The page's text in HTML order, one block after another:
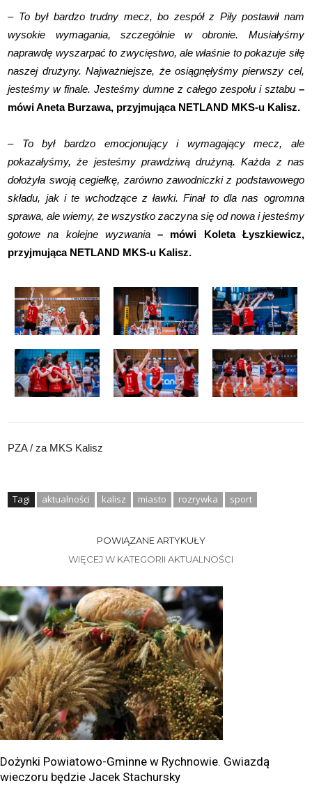
– To był bardzo trudny mecz, bo zespół z Piły postawił nam
wysokie wymagania, szczególnie w obronie. Musiałyśmy
naprawdę wyszarpać to zwycięstwo, ale właśnie to pokazuje siłę
naszej drużyny. Najważniejsze, że osiągnęłyśmy pierwszy cel,
jesteśmy w finale. Jesteśmy dumne z całego zespołu i sztabu –
mówi Aneta Burzawa, przyjmująca NETLAND MKS-u Kalisz.
– To był bardzo emocjonujący i wymagający mecz, ale
pokazałyśmy, że jesteśmy prawdziwą drużyną. Każda z nas
dołożyła swoją cegiełkę, zarówno zawodniczki z podstawowego
składu, jak i te wchodzące z ławki. Finał to dla nas ogromna
sprawa, ale wiemy, że wszystko zaczyna się od nowa i jesteśmy
gotowe na kolejne wyzwania
– mówi Koleta Łyszkiewicz,
przyjmująca NETLAND MKS-u Kalisz.
PZA / za MKS Kalisz
Tagi aktualności kalisz miasto rozrywka sport
POWIĄZANE ARTYKUŁY
WIĘCEJ W KATEGORII AKTUALNOŚCI
Dożynki Powiatowo-Gminne w Rychnowie. Gwiazdą
wieczoru będzie Jacek Stachursky